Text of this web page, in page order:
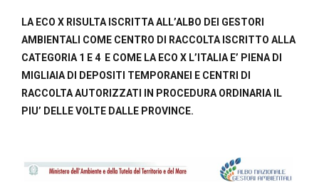
LA ECO X RISULTA ISCRITTA ALL’ALBO DEI GESTORI
AMBIENTALI COME CENTRO DI RACCOLTA ISCRITTO ALLA
CATEGORIA 1 E 4 E COME LA ECO X L’ITALIA E’ PIENA DI
MIGLIAIA DI DEPOSITI TEMPORANEI E CENTRI DI
RACCOLTA AUTORIZZATI IN PROCEDURA ORDINARIA IL
PIU’ DELLE VOLTE DALLE PROVINCE.